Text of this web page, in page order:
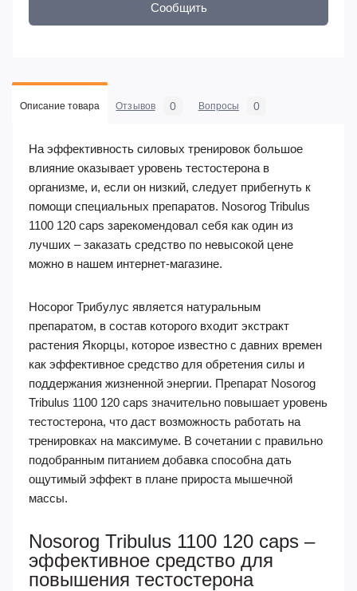
Сообщить
Описание товара Отзывов 0 Вопросы 0
На эффективность силовых тренировок большое
влияние оказывает уровень тестостерона в
организме, и, если он низкий, следует прибегнуть к
помощи специальных препаратов. Nosorog Tribulus
1100 120 caps зарекомендовал себя как один из
лучших – заказать средство по невысокой цене
можно в нашем интернет-магазине.
Носорог Трибулус является натуральным
препаратом, в состав которого входит экстракт
растения Якорцы, которое известно с давних времен
как эффективное средство для обретения силы и
поддержания жизненной энергии. Препарат Nosorog
Tribulus 1100 120 caps значительно повышает уровень
тестостерона, что даст возможность работать на
тренировках на максимуме. В сочетании с правильно
подобранным питанием добавка способна дать
ощутимый эффект в плане прироста мышечной
массы.
Nosorog Tribulus 1100 120 caps –
эффективное средство для
повышения тестостерона